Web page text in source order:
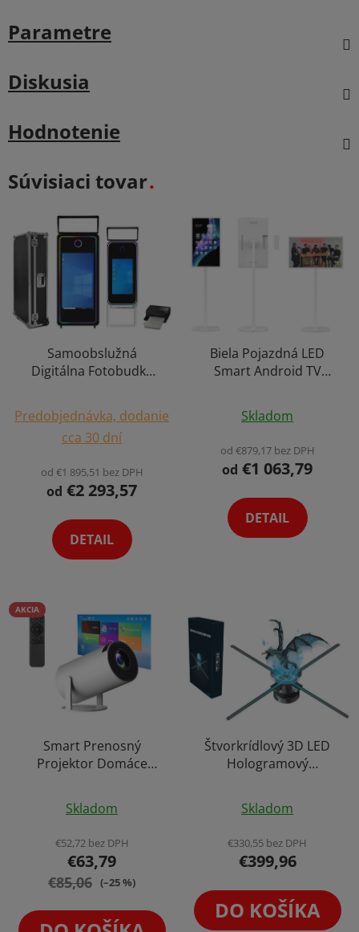
Parametre
Diskusia
Hodnotenie
Súvisiaci tovar
Samoobslužná
Digitálna Fotobudka
Kútik Kiosk Selfie
Photo Booth +
Tlačiareň
hodnotenie
produktu
je
4,3
5
hviezdičiek.
Predobjednávka, dodanie
cca 30 dní
od €1 895,51 bez DPH
od €2 293,57
DETAIL
Biela Pojazdná LED
Smart Android TV
Plocha Obrazovka
Stojan s Batériu 5h
Konferencia,
Videohovory,
Prezentácia, 1080FHD
Výber Variant
hodnotenie
produktu
je
z
Skladom
od €879,17 bez DPH
od €1 063,79
DETAIL
AKCIA
Smart Prenosný
Projektor Domáce
Premietanie Cinema
Android Reproduktor
hodnotenie
produktu
je
4,1
5
Skladom
€52,72 bez DPH
€63,79
€85,06 (–25 %)
Štvorkrídlový 3D LED
Hologramový
65cm Holofan
Reklamný Pútač Fan
hodnotenie
produktu
je
z
Skladom
€330,55 bez DPH
€399,96
DO KOŠÍKA